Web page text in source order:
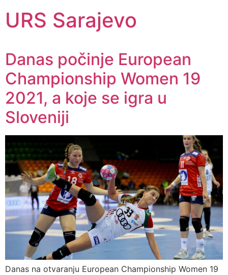
URS Sarajevo
Danas počinje European
Championship Women 19
2021, a koje se igra u
Sloveniji
Danas na otvaranju European Championship Women 19